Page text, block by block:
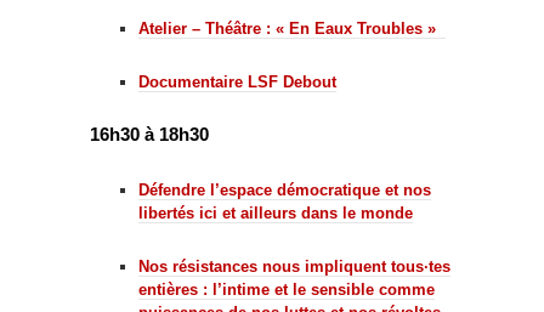
Atelier – Théâtre : « En Eaux Troubles »
Documentaire LSF Debout
16h30 à 18h30
Défendre l’espace démocratique et nos
libertés ici et ailleurs dans le monde
Nos résistances nous impliquent tous·tes
entières : l’intime et le sensible comme